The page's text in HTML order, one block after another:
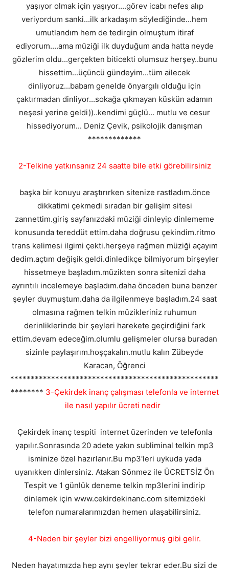
yaşıyor olmak için yaşıyor....görev icabı nefes alıp
veriyordum sanki...ilk arkadaşım söylediğinde...hem
umutlandım hem de tedirgin olmuştum itiraf
ediyorum....ama müziği ilk duyduğum anda hatta neyde
gözlerim oldu...gerçekten biticekti olumsuz herşey..bunu
hissettim...üçüncü gündeyim...tüm ailecek
dinliyoruz...babam genelde önyargılı olduğu için
çaktırmadan dinliyor...sokağa çıkmayan küskün adamın
neşesi yerine geldi))..kendimi güçlü... mutlu ve cesur
hissediyorum... Deniz Çevik, psikolojik danışman
*************
2-Telkine yatkınsanız 24 saatte bile etki görebilirsiniz
başka bir konuyu araştırırken sitenize rastladım.önce
dikkatimi çekmedi sıradan bir gelişim sitesi
zannettim.giriş sayfanızdaki müziği dinleyip dinlememe
konusunda tereddüt ettim.daha doğrusu çekindim.ritmo
trans kelimesi ilgimi çekti.herşeye rağmen müziği açayım
dedim.açtım değişik geldi.dinledikçe bilmiyorum birşeyler
hissetmeye başladım.müzikten sonra sitenizi daha
ayrıntılı incelemeye başladım.daha önceden buna benzer
şeyler duymuştum.daha da ilgilenmeye başladım.24 saat
olmasına rağmen telkin müzikleriniz ruhumun
derinliklerinde bir şeyleri harekete geçirdiğini fark
ettim.devam edeceğim.olumlu gelişmeler olursa buradan
sizinle paylaşırım.hoşçakalın.mutlu kalın Zübeyde
Karacan, Öğrenci
***************************************************
******** 3-Çekirdek inanç çalışması telefonla ve internet
ile nasıl yapılır ücreti nedir
Çekirdek inanç tespiti internet üzerinden ve telefonla
yapılır.Sonrasında 20 adete yakın subliminal telkin mp3
isminize özel hazırlanır.Bu mp3'leri uykuda yada
uyanıkken dinlersiniz. Atakan Sönmez ile ÜCRETSİZ Ön
Tespit ve 1 günlük deneme telkin mp3lerini indirip
dinlemek için www.cekirdekinanc.com sitemizdeki
telefon numaralarımızdan hemen ulaşabilirsiniz.
4-Neden bir şeyler bizi engelliyormuş gibi gelir.
Neden hayatımızda hep aynı şeyler tekrar eder.Bu sizi de